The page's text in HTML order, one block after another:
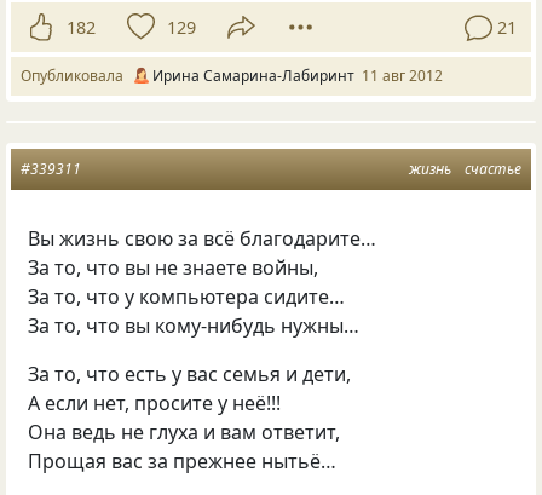
182 129 21
Опубликовала Ирина Самарина-Лабиринт 11 авг 2012
жизнь счастье
#339311
Вы жизнь свою за всё благодарите…
За то, что вы не знаете войны,
За то, что у компьютера сидите…
За то, что вы кому-нибудь нужны…
За то, что есть у вас семья и дети,
А если нет, просите у неё!!!
Она ведь не глуха и вам ответит,
Прощая вас за прежнее нытьё…